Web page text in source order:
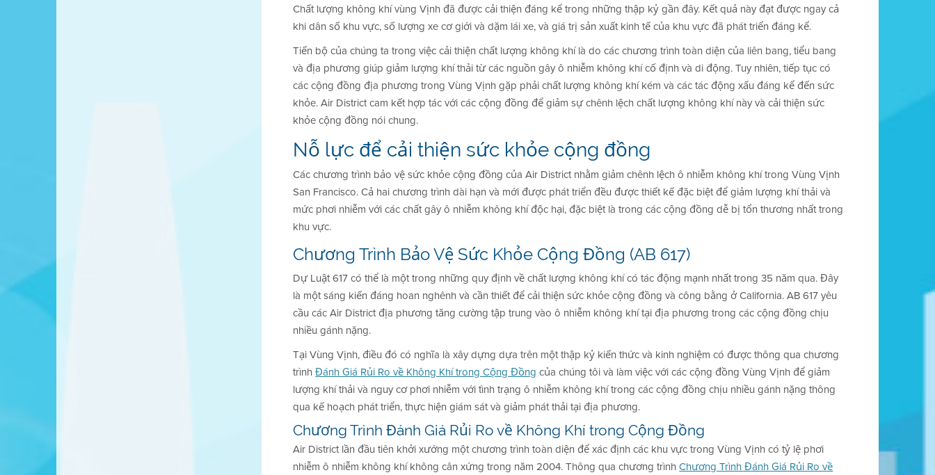
Chất lượng không khí vùng Vịnh đã được cải thiện đáng kể trong những thập kỷ gần đây. Kết quả này đạt được ngay cả
khi dân số khu vực, số lượng xe cơ giới và dặm lái xe, và giá trị sản xuất kinh tế của khu vực đã phát triển đáng kể.
Tiến bộ của chúng ta trong việc cải thiện chất lượng không khí là do các chương trình toàn diện của liên bang, tiểu bang
và địa phương giúp giảm lượng khí thải từ các nguồn gây ô nhiễm không khí cố định và di động. Tuy nhiên, tiếp tục có
các cộng đồng địa phương trong Vùng Vịnh gặp phải chất lượng không khí kém và các tác động xấu đáng kể đến sức
khỏe. Air District cam kết hợp tác với các cộng đồng để giảm sự chênh lệch chất lượng không khí này và cải thiện sức
khỏe cộng đồng nói chung.
Nỗ lực để cải thiện sức khỏe cộng đồng
Các chương trình bảo vệ sức khỏe cộng đồng của Air District nhằm giảm chênh lệch ô nhiễm không khí trong Vùng Vịnh
San Francisco. Cả hai chương trình dài hạn và mới được phát triển đều được thiết kế đặc biệt để giảm lượng khí thải và
mức phơi nhiễm với các chất gây ô nhiễm không khí độc hại, đặc biệt là trong các cộng đồng dễ bị tổn thương nhất trong
khu vực.
Chương Trình Bảo Vệ Sức Khỏe Cộng Đồng (AB 617)
Dự Luật 617 có thể là một trong những quy định về chất lượng không khí có tác động mạnh nhất trong 35 năm qua. Đây
là một sáng kiến đáng hoan nghênh và cần thiết để cải thiện sức khỏe cộng đồng và công bằng ở California. AB 617 yêu
cầu các Air District địa phương tăng cường tập trung vào ô nhiễm không khí tại địa phương trong các cộng đồng chịu
nhiều gánh nặng.
Tại Vùng Vịnh, điều đó có nghĩa là xây dựng dựa trên một thập kỷ kiến thức và kinh nghiệm có được thông qua chương
trìnhĐánh Giá Rủi Ro về Không Khí trong Cộng Đồng của chúng tôi và làm việc với các cộng đồng Vùng Vịnh để giảm
lượng khí thải và nguy cơ phơi nhiễm với tình trạng ô nhiễm không khí trong các cộng đồng chịu nhiều gánh nặng thông
qua kế hoạch phát triển, thực hiện giám sát và giảm phát thải tại địa phương.
Chương Trình Đánh Giá Rủi Ro về Không Khí trong Cộng Đồng
Air District lần đầu tiên khởi xướng một chương trình toàn diện để xác định các khu vực trong Vùng Vịnh có tỷ lệ phơi
nhiễm ô nhiễm không khí không cân xứng trong năm 2004. Thông qua chương trìnhChương Trình Đánh Giá Rủi Ro về